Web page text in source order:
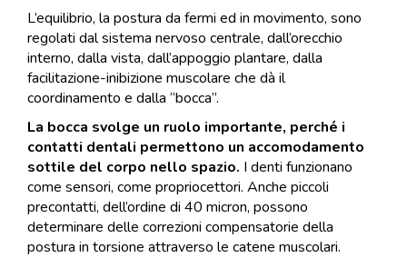
L’equilibrio, la postura da fermi ed in movimento, sono
regolati dal sistema nervoso centrale, dall’orecchio
interno, dalla vista, dall’appoggio plantare, dalla
facilitazione-inibizione muscolare che dà il
coordinamento e dalla “bocca”.
La bocca svolge un ruolo importante, perché i
contatti dentali permettono un accomodamento
sottile del corpo nello spazio. I denti funzionano
come sensori, come propriocettori. Anche piccoli
precontatti, dell’ordine di 40 micron, possono
determinare delle correzioni compensatorie della
postura in torsione attraverso le catene muscolari.